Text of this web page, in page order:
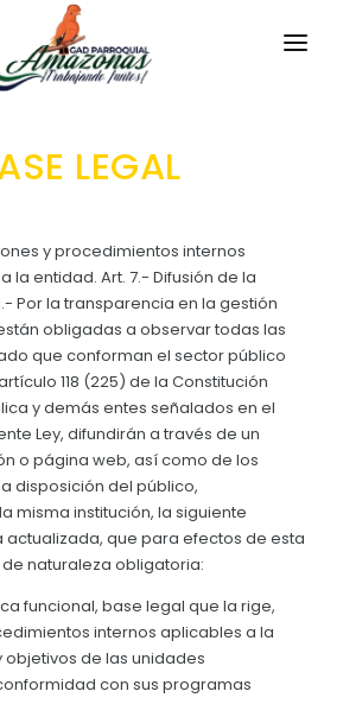
y Ordenamiento Territorial -
- PAC
información pública
LEGAL
y procedimientos internos
la entidad. Art. 7.- Difusión de la
Por la transparencia en la gestión
obligadas a observar todas las
que conforman el sector público
118 (225) de la Constitución
y demás entes señalados en el
Ley, difundirán a través de un
o página web, así como de los
disposición del público,
misma institución, la siguiente
que para efectos de esta
naturaleza obligatoria:
funcional, base legal que la rige,
internos aplicables a la
objetivos de las unidades
con sus programas